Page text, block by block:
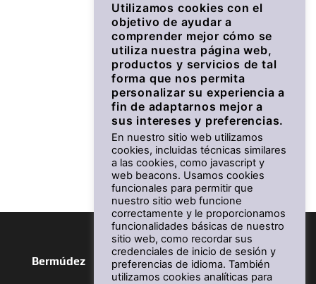
MX18
Desde 428 €
Bermúdez
Utilizamos cookies con el
objetivo de ayudar a
comprender mejor cómo se
utiliza nuestra página web,
productos y servicios de tal
forma que nos permita
personalizar su experiencia a
fin de adaptarnos mejor a
sus intereses y preferencias.
En nuestro sitio web utilizamos
cookies, incluidas técnicas similares
a las cookies, como javascript y
web beacons. Usamos cookies
funcionales para permitir que
nuestro sitio web funcione
correctamente y le proporcionamos
funcionalidades básicas de nuestro
sitio web, como recordar sus
credenciales de inicio de sesión y
preferencias de idioma. También
utilizamos cookies analíticas para